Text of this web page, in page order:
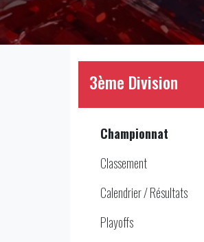
3ème Division
Championnat
Classement
Calendrier / Résultats
Playoffs